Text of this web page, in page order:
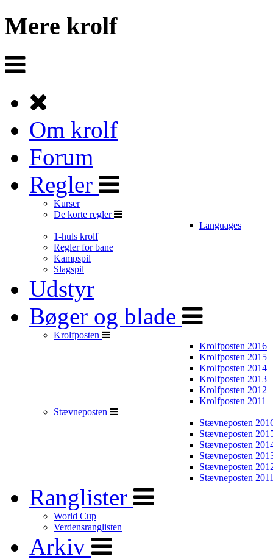
Mere krolf
Om krolf
Forum
Regler
Kurser
De korte regler
Languages
1-huls krolf
Regler for bane
Kampspil
Slagspil
Udstyr
Bøger og blade
Krolfposten
Krolfposten 2016
Krolfposten 2015
Krolfposten 2014
Krolfposten 2013
Krolfposten 2012
Krolfposten 2011
Stævneposten
Stævneposten
Stævneposten
Stævneposten
Stævneposten
Stævneposten
Stævneposten
Ranglister
World Cup
Verdensranglisten
Arkiv